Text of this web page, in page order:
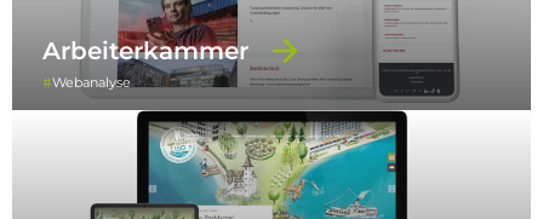
Arbeiterkammer
Webanalyse